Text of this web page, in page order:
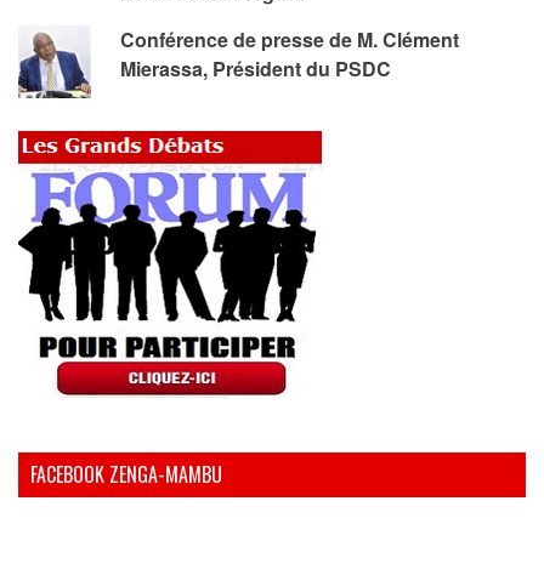
Conférence de presse de M. Clément
Mierassa, Président du PSDC
FACEBOOK ZENGA-MAMBU